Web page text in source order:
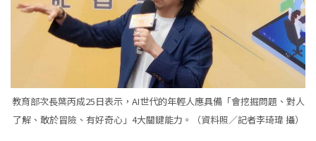
教育部次長葉丙成25日表示，AI世代的年輕人應具備「會挖掘問題、對人
了解、敢於冒險、有好奇心」4大關鍵能力。（資料照／記者李琦瑋 攝）